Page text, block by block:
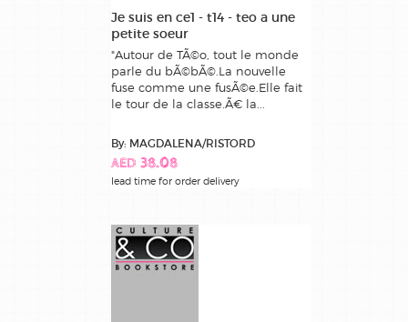
Je suis en ce1 - t14 - teo a une
petite soeur
"Autour de TÃ©o, tout le monde
parle du bÃ©bÃ©.La nouvelle
fuse comme une fusÃ©e.Elle fait
le tour de la classe.Ã€ la...
By: MAGDALENA/RISTORD
AED 38.08
lead time for order delivery